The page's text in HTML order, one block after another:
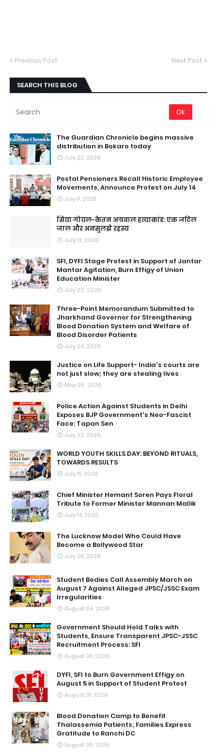
Previous Post Next Post
SEARCH THIS BLOG
The Guardian Chronicle begins massive
distribution in Bokaro today
July 22, 2026
Postal Pensioners Recall Historic Employee
Movements, Announce Protest on July 14
July 11, 2026
सिया गोयल-केतन अग्रवाल हत्याकांड: एक जटिल
जाल और अनसुलझे रहस्य
July 12, 2026
SFI, DYFI Stage Protest in Support of Jantar
Mantar Agitation, Burn Effigy of Union
Education Minister
July 20, 2026
Three-Point Memorandum Submitted to
Jharkhand Governor for Strengthening
Blood Donation System and Welfare of
Blood Disorder Patients
July 24, 2026
Justice on Life Support- India's courts are
not just slow; they are stealing lives
May 26, 2026
Police Action Against Students in Delhi
Exposes BJP Government's Neo-Fascist
Face: Tapan Sen
July 22, 2026
WORLD YOUTH SKILLS DAY: BEYOND RITUALS,
TOWARDS RESULTS
July 15, 2026
Chief Minister Hemant Soren Pays Floral
Tribute to Former Minister Mannan Mallik
July 14, 2026
The Lucknow Model Who Could Have
Become a Bollywood Star
July 05, 2026
Student Bodies Call Assembly March on
August 7 Against Alleged JPSC/JSSC Exam
Irregularities
August 04, 2026
Government Should Hold Talks with
Students, Ensure Transparent JPSC-JSSC
Recruitment Process: SFI
August 05, 2026
DYFI, SFI to Burn Government Effigy on
August 5 in Support of Student Protest
August 01, 2026
Blood Donation Camp to Benefit
Thalassemia Patients; Families Express
Gratitude to Ranchi DC
August 05, 2026